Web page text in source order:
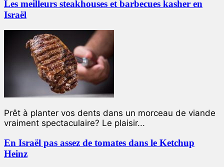
Les meilleurs steakhouses et barbecues kasher en
Israël
Prêt à planter vos dents dans un morceau de viande
vraiment spectaculaire? Le plaisir...
En Israël pas assez de tomates dans le Ketchup
Heinz